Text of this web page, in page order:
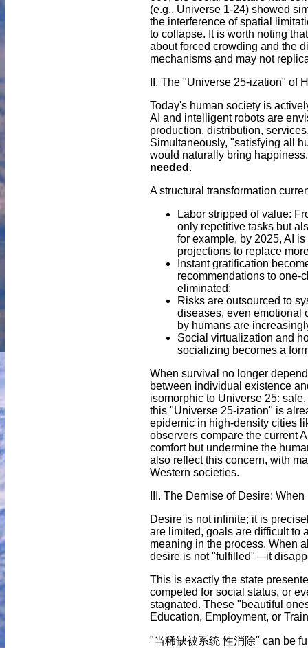
(e.g., Universe 1-24) showed
the interference of spatial
to collapse. It is worth noting
about forced crowding and the
mechanisms and may not
II. The "Universe 25-ization" of
Today's human society is
AI and intelligent robots are
production, distribution,
Simultaneously, "satisfying all
would naturally bring
needed .
A structural transformation
Labor stripped of value:
only repetitive tasks but
for example, by 2025, AI
projections to replace
Instant gratification
recommendations to one-
eliminated;
Risks are outsourced to
diseases, even emotional
by humans are
Social virtualization and
socializing becomes a
When survival no longer
between individual existence
isomorphic to Universe 25:
this "Universe 25-ization" is
epidemic in high-density cities
observers compare the current
comfort but undermine the
also reflect this concern, with
Western societies.
III. The Demise of Desire:
Desire is not infinite; it is
are limited, goals are difficult to
meaning in the process. When
desire is not "fulfilled"—it
This is exactly the state
competed for social status, or
stagnated. These "beautiful
Education, Employment, or
"当稀缺被系统 性消除" can be